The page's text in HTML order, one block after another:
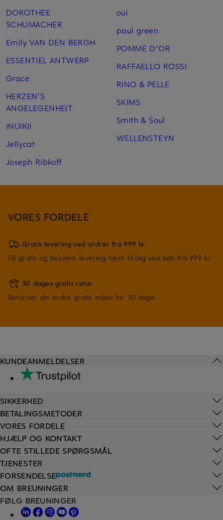
DOROTHEE
SCHUMACHER
Emily VAN DEN BERGH
ESSENTIEL ANTWERP
Grace
HERZEN'S
ANGELEGENHEIT
INUIKII
Jellycat
Joseph Ribkoff
oui
paul green
POMME D'OR
RAFFAELLO ROSSI
RINO & PELLE
SKIMS
Smith & Soul
WELLENSTEYN
VORES FORDELE
Gratis levering ved ordrer fra 999 kr
Få gratis og bekvem levering hjem til dig ved køb fra 999 kr.
30 dages gratis retur
Returner din ordre gratis inden for 30 dage.
HJÆLP OG KONTAKT
OFTE STILLEDE SPØRGSMÅL
TJENESTER
FORSENDELSE
KUNDEANMELDELSER
SIKKERHED
BETALINGSMETODER
VORES FORDELE
OM BREUNINGER
FØLG BREUNINGER